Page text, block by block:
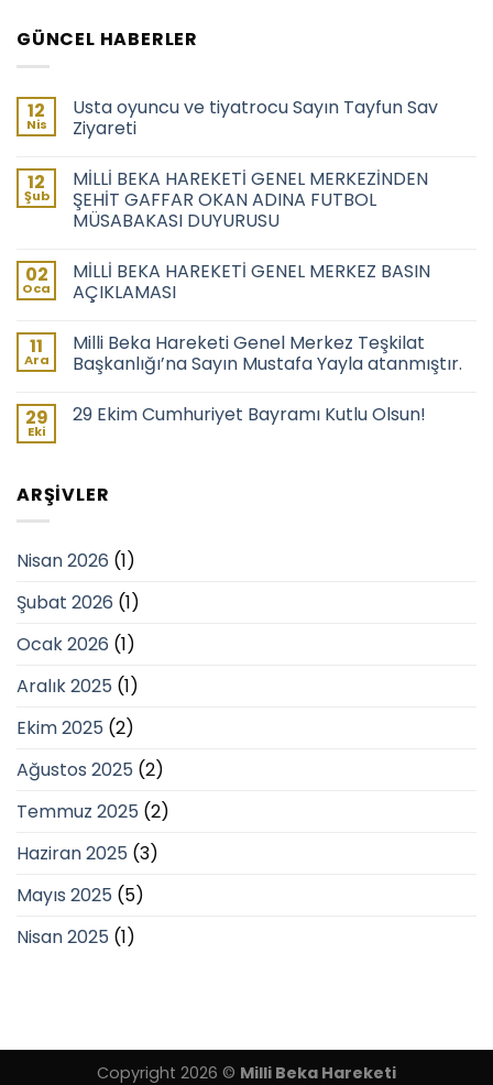
GÜNCEL HABERLER
12
Nis
Usta oyuncu ve tiyatrocu Sayın Tayfun Sav
Ziyareti
12
Şub
MİLLİ BEKA HAREKETİ GENEL MERKEZİNDEN
ŞEHİT GAFFAR OKAN ADINA FUTBOL
MÜSABAKASI DUYURUSU
02
Oca
MİLLİ BEKA HAREKETİ GENEL MERKEZ BASIN
AÇIKLAMASI
11
Ara
Milli Beka Hareketi Genel Merkez Teşkilat
Başkanlığı’na Sayın Mustafa Yayla atanmıştır.
29
Eki
29 Ekim Cumhuriyet Bayramı Kutlu Olsun!
ARŞIVLER
Nisan 2026 (1)
Şubat 2026 (1)
Ocak 2026 (1)
Aralık 2025 (1)
Ekim 2025 (2)
Ağustos 2025 (2)
Temmuz 2025 (2)
Haziran 2025 (3)
Mayıs 2025 (5)
Nisan 2025 (1)
Copyright 2026 © Milli Beka Hareketi